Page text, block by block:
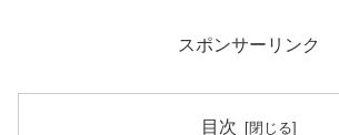
スポンサーリンク
目次